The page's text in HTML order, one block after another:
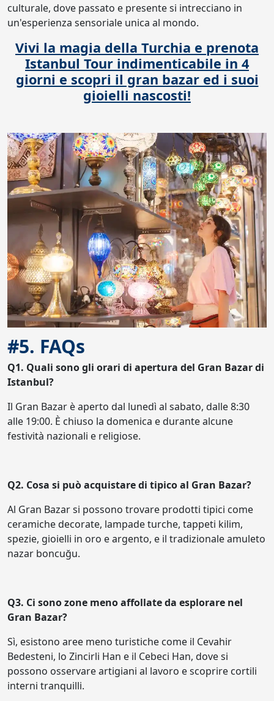
culturale, dove passato e presente si intrecciano in
un'esperienza sensoriale unica al mondo.
Vivi la magia della Turchia e prenota
Istanbul Tour indimenticabile in 4
giorni e scopri il gran bazar ed i suoi
gioielli nascosti!
#5. FAQs
Q1. Quali sono gli orari di apertura del Gran Bazar di
Istanbul?
Il Gran Bazar è aperto dal lunedì al sabato, dalle 8:30
alle 19:00. È chiuso la domenica e durante alcune
festività nazionali e religiose.
Q2. Cosa si può acquistare di tipico al Gran Bazar?
Al Gran Bazar si possono trovare prodotti tipici come
ceramiche decorate, lampade turche, tappeti kilim,
spezie, gioielli in oro e argento, e il tradizionale amuleto
nazar boncuğu.
Q3. Ci sono zone meno affollate da esplorare nel
Gran Bazar?
Sì, esistono aree meno turistiche come il Cevahir
Bedesteni, lo Zincirli Han e il Cebeci Han, dove si
possono osservare artigiani al lavoro e scoprire cortili
interni tranquilli.